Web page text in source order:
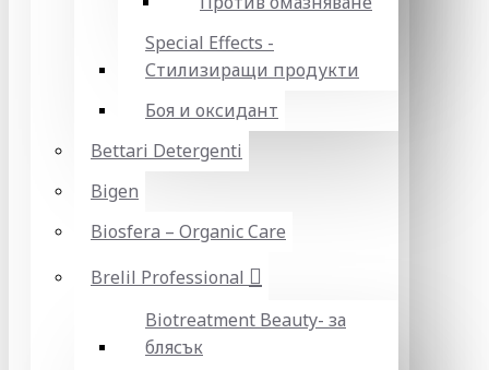
Special Effects -
Стилизиращи продукти
Боя и оксидант
Bettari Detergenti
Bigen
Biosfera – Organic Care
Brelil Professional
Biotreatment Beauty- за
блясък